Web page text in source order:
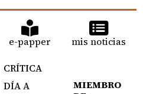
e-papper mis noticias
CRÍTICA
DÍA A
MIEMBRO